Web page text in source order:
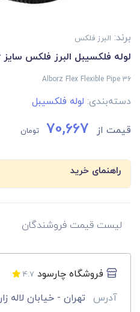
برند: البرز فلکس
لوله فلکسیبل البرز فلکس سایز 36
Alborz Flex Flexible Pipe 36
دسته‌بندی: لوله فلکسیبل
قیمت از 70,667 تومان
راهنمای خرید
لیست قیمت فروشندگان
فروشگاه چارسود 4.7
آدرس تهران - خیابان لاله زار